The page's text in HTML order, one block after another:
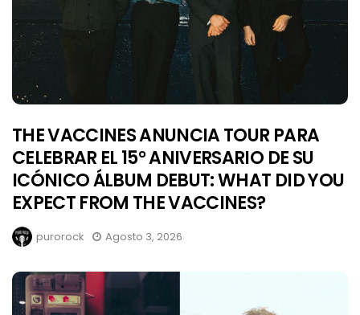
THE VACCINES ANUNCIA TOUR PARA
CELEBRAR EL 15° ANIVERSARIO DE SU
ICÓNICO ÁLBUM DEBUT: WHAT DID YOU
EXPECT FROM THE VACCINES?
purorock Agosto 3, 2026